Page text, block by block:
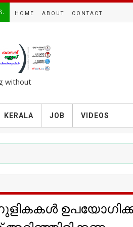
HOME ABOUT CONTACT
without
KERALA JOB VIDEOS